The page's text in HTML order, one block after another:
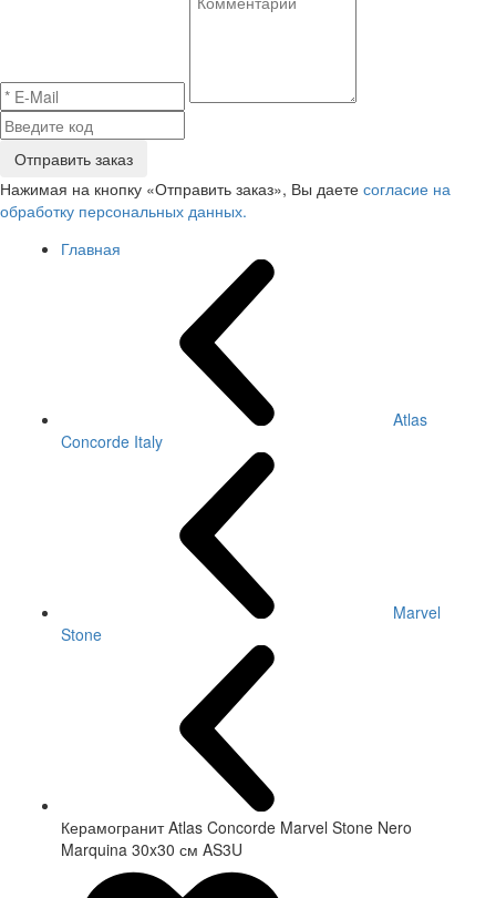
Отправить заказ
Нажимая на кнопку «Отправить заказ», Вы даете согласие на
обработку персональных данных.
Главная
Atlas
Concorde Italy
Marvel
Stone
Керамогранит Atlas Concorde Marvel Stone Nero
Marquina 30x30 см AS3U